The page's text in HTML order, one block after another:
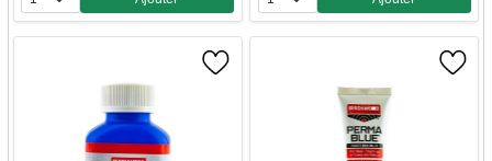
Quantité Quantité